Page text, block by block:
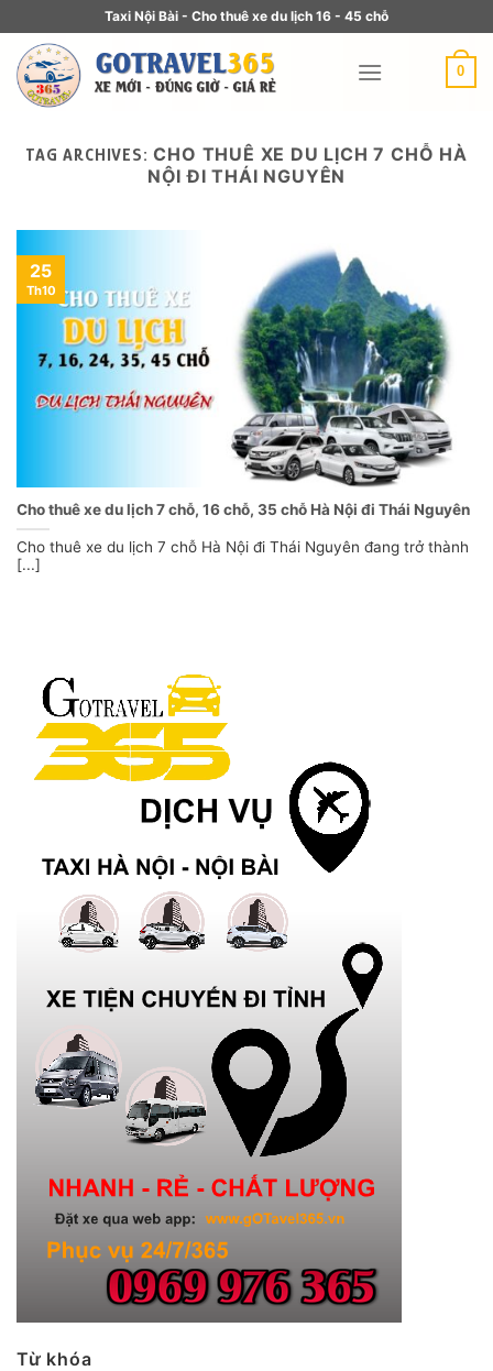
Taxi Nội Bài - Cho thuê xe du lịch 16 - 45 chỗ
0
TAG ARCHIVES:CHO THUÊ XE DU LỊCH 7 CHỖ HÀ
NỘI ĐI THÁI NGUYÊN
Cho thuê xe du lịch 7 chỗ, 16 chỗ, 35 chỗ Hà Nội đi Thái Nguyên
Cho thuê xe du lịch 7 chỗ Hà Nội đi Thái Nguyên đang trở thành
[...]
25
Th10
Từ khóa